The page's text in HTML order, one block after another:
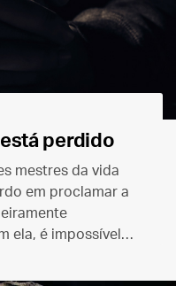
perdido
mestres da vida
em proclamar a
ela, é impossível